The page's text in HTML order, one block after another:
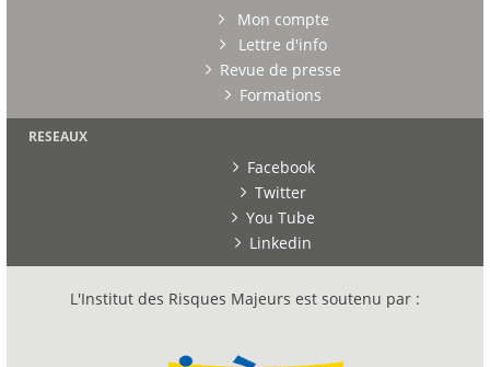
Mon compte
Lettre d'info
Revue de presse
Formations
RESEAUX
Facebook
Twitter
You Tube
Linkedin
L'Institut des Risques Majeurs est soutenu par :